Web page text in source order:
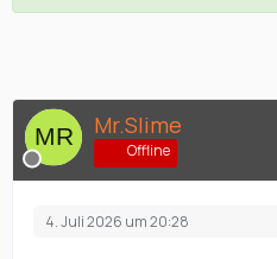
Mr.Slime
Offline
4. Juli 2026 um 20:28